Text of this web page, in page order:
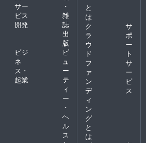
サー
ビス
開発
・
雑
誌
出
版
ビジ
ネ
ス・
起業
ビ
ュ
ー
テ
ィ
ー
・
ヘ
ル
ス
と
は
ク
ラ
ウ
ド
フ
ァ
ン
デ
ィ
ン
グ
と
は
サ
ポ
ー
ト
サ
ー
ビ
ス